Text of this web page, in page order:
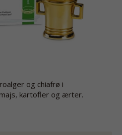
og chiafrø i
kartofler og ærter.